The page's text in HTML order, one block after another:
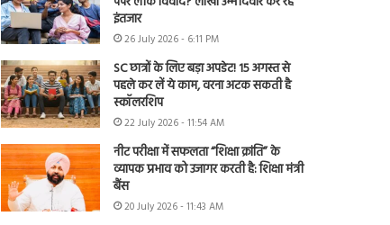
इंतजार
26 July 2026 - 6:11 PM
SC छात्रों के लिए बड़ा अपडेट! 15 अगस्त से
पहले कर लें ये काम, वरना अटक सकती है
स्कॉलरशिप
22 July 2026 - 11:54 AM
नीट परीक्षा में सफलता “शिक्षा क्रांति” के
व्यापक प्रभाव को उजागर करती है: शिक्षा मंत्री
बैंस
20 July 2026 - 11:43 AM